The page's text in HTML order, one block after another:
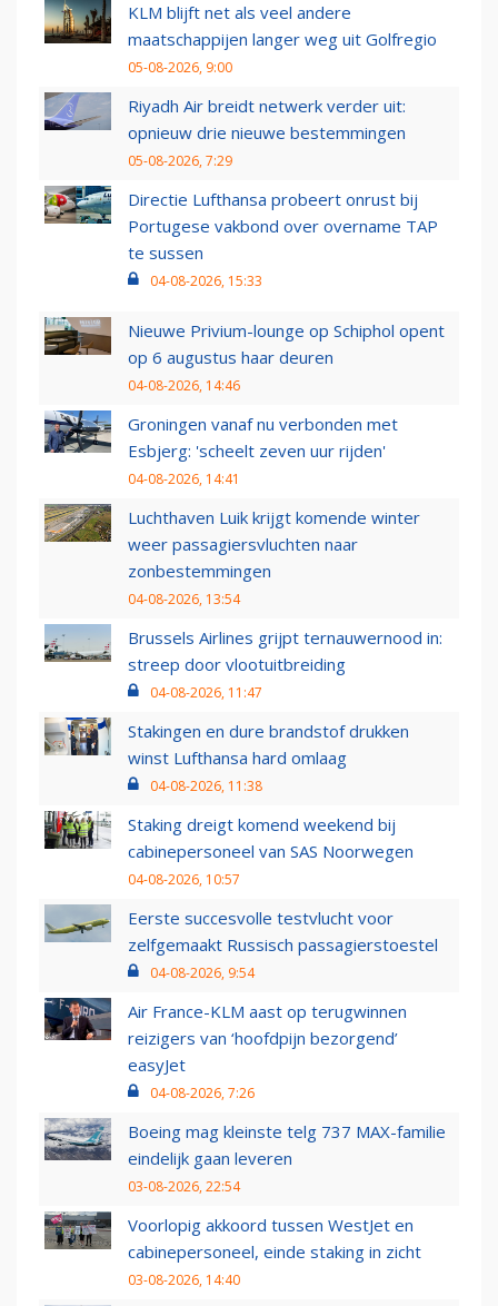
KLM blijft net als veel andere
maatschappijen langer weg uit Golfregio
05-08-2026, 9:00
Riyadh Air breidt netwerk verder uit:
opnieuw drie nieuwe bestemmingen
05-08-2026, 7:29
Directie Lufthansa probeert onrust bij
Portugese vakbond over overname TAP
te sussen
04-08-2026, 15:33
Nieuwe Privium-lounge op Schiphol opent
op 6 augustus haar deuren
04-08-2026, 14:46
Groningen vanaf nu verbonden met
Esbjerg: 'scheelt zeven uur rijden'
04-08-2026, 14:41
Luchthaven Luik krijgt komende winter
weer passagiersvluchten naar
zonbestemmingen
04-08-2026, 13:54
Brussels Airlines grijpt ternauwernood in:
streep door vlootuitbreiding
04-08-2026, 11:47
Stakingen en dure brandstof drukken
winst Lufthansa hard omlaag
04-08-2026, 11:38
Staking dreigt komend weekend bij
cabinepersoneel van SAS Noorwegen
04-08-2026, 10:57
Eerste succesvolle testvlucht voor
zelfgemaakt Russisch passagierstoestel
04-08-2026, 9:54
Air France-KLM aast op terugwinnen
reizigers van ‘hoofdpijn bezorgend’
easyJet
04-08-2026, 7:26
Boeing mag kleinste telg 737 MAX-familie
eindelijk gaan leveren
03-08-2026, 22:54
Voorlopig akkoord tussen WestJet en
cabinepersoneel, einde staking in zicht
03-08-2026, 14:40